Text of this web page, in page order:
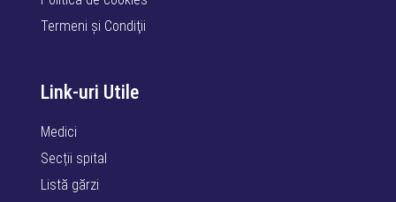
Termeni şi Condiţii
Link-uri Utile
Medici
Secții spital
Listă gărzi